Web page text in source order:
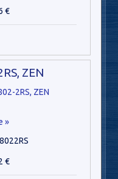
€
ZEN
»
€